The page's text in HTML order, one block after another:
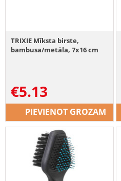
TRIXIE Mīksta birste,
bambusa/metāla, 7x16 cm
€5.13
PIEVIENOT GROZAM